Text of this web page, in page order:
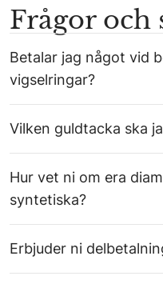
Frågor och
Betalar jag något vid
vigselringar?
Vilken guldtacka ska
Hur vet ni om era
syntetiska?
Erbjuder ni